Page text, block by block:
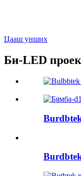
Цааш унших
Би-LED